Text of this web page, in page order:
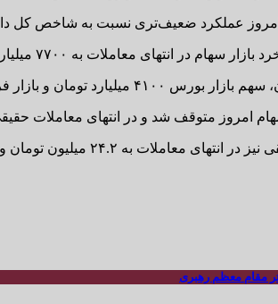
ضعیف‌تری نسبت به شاخص کل داشت و در انتهای
در انتهای معاملات به ۷۷۰۰ میلیارد تومان رسید.
شد و در انتهای معاملات حقیقی‌ها ۱۸۴ میلیارد پول به بازار سهام تزریق
تومان و سرانه فروش نیز به ۲۳ میلیون تومان رسید.
مقام معظم رهبری